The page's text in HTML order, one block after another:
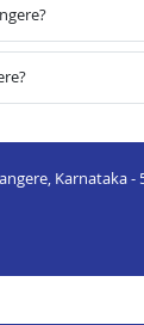
Karnataka -